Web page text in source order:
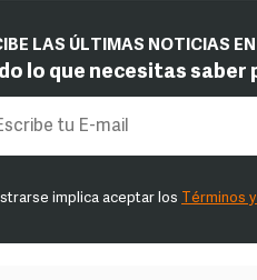
LAS ÚLTIMAS NOTICIAS
lo que necesitas saber
implica aceptar los Términos